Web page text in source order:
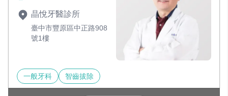
晶悅牙醫診所
臺中市豐原區中正路908
號1樓
一般牙科 智齒拔除